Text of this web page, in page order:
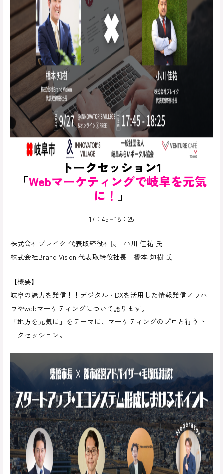
トークセッション1
「Webマーケティングで岐阜を元気
に！ 」
17：45－18：25
株式会社ブレイク 代表取締役社長 小川 佳祐 氏
株式会社Brand Vision 代表取締役社長 橋本 知樹 氏
【概要】
岐阜の魅力を発信！！デジタル・DXを活用した情報発信ノウハ
ウやwebマーケティングについて語ります。
「地方を元気に」をテーマに、マーケティングのプロと行うト
ークセッション。